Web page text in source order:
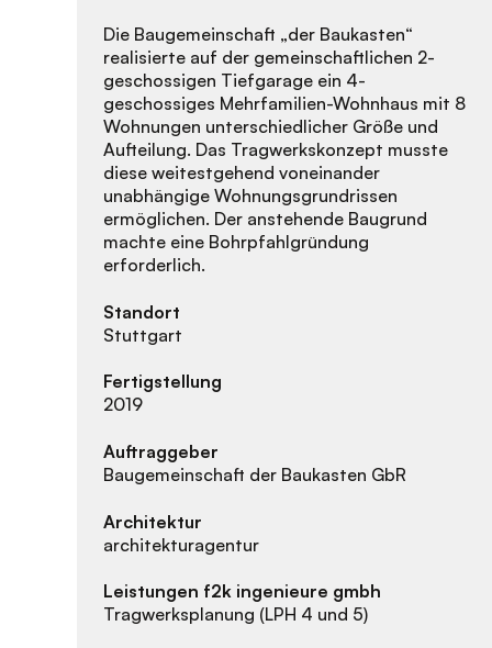
Die Baugemeinschaft „der Baukasten“
realisierte auf der gemeinschaftlichen 2-
geschossigen Tiefgarage ein 4-
geschossiges Mehrfamilien-Wohnhaus mit 8
Wohnungen unterschiedlicher Größe und
Aufteilung. Das Tragwerkskonzept musste
diese weitestgehend voneinander
unabhängige Wohnungsgrundrissen
ermöglichen. Der anstehende Baugrund
machte eine Bohrpfahlgründung
erforderlich.
Standort
Stuttgart
Fertigstellung
2019
Auftraggeber
Baugemeinschaft der Baukasten GbR
Architektur
architekturagentur
Leistungen f2k ingenieure gmbh
Tragwerksplanung (LPH 4 und 5)